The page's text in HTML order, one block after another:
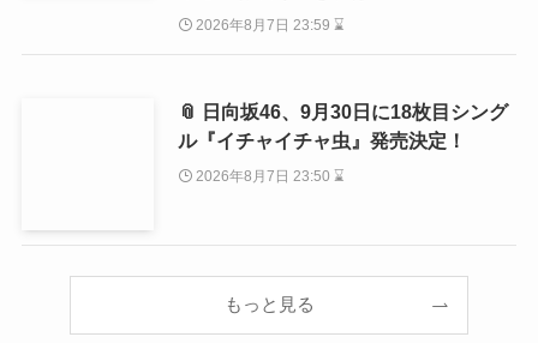
2026年8月7日 23:59 ⌛
📎 日向坂46、9月30日に18枚目シング
ル『イチャイチャ虫』発売決定！
2026年8月7日 23:50 ⌛
もっと見る